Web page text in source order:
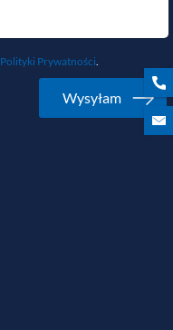
Polityki Prywatności.